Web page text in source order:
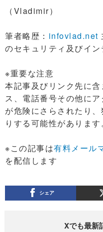
（Vladimir）
筆者略歴： infovlad.net
のセキュリティ及びイ
※重要な注意
本記事及びリンク先に
ス、電話番号その他に
が危険にさらされたり
りする可能性がありま
※この記事は有料メール
を配信します
シェア
Xでも最新